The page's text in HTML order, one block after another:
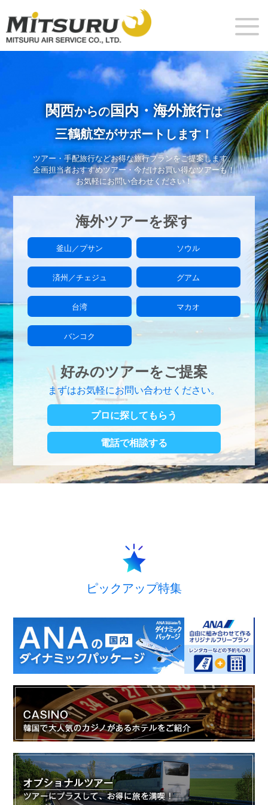
関西からの国内・海外旅行は
三鶴航空がサポートします！
ツアー・手配旅行などお得な旅行プランをご提案します。
企画担当者おすすめツアー・今だけお買い得なツアーも！
お気軽にお問い合わせください！
海外ツアーを探す
釜山／プサン ソウル
済州／チェジュ グアム
台湾 マカオ
バンコク
好みのツアーをご提案
まずはお気軽にお問い合わせください。
プロに探してもらう
電話で相談する
ピックアップ特集